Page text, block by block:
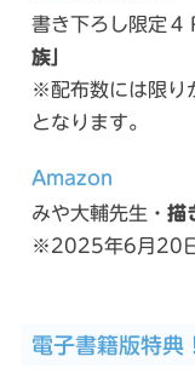
書き下ろし限定４
族」
※配布数には限り
となります。
Amazon
みや大輔先生・ 描
※2025年6月20日
電子書籍版特典！